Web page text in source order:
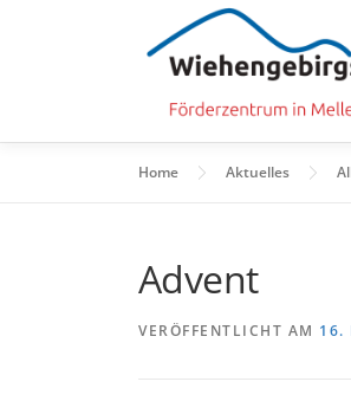
Home Aktuelles
Advent
VERÖFFENTLICHT AM 16.